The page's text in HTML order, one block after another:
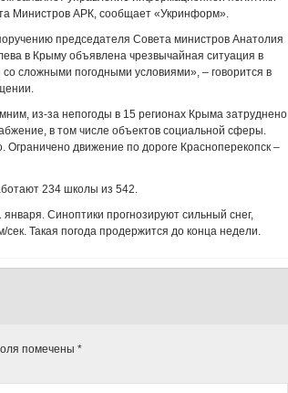
Министров АРК, сообщает «Укринформ».
председателя Совета министров Анатолия
в Крыму объявлена чрезвычайная ситуация в
со сложными погодными условиями», – говорится в
из-за непогоды в 15 регионах Крыма затруднено
в том числе объектов социальной сферы.
Ограничено движение по дороге Красноперекопск –
234 школы из 542.
Синоптики прогнозируют сильный снег,
Такая погода продержится до конца недели.
помечены *